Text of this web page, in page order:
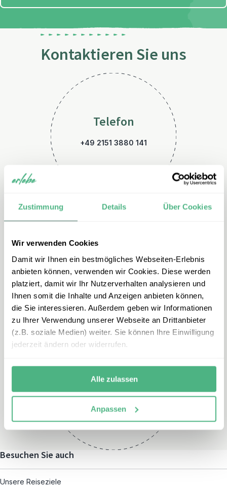
Zustimmung Details Über Cookies
Wir verwenden Cookies
Damit wir Ihnen ein bestmögliches Webseiten-Erlebnis
anbieten können, verwenden wir Cookies. Diese werden
platziert, damit wir Ihr Nutzerverhalten analysieren und
Ihnen somit die Inhalte und Anzeigen anbieten können,
die Sie interessieren. Außerdem geben wir Informationen
zu Ihrer Verwendung unserer Webseite an Drittanbieter
(z.B. soziale Medien) weiter. Sie können Ihre Einwilligung
jederzeit ändern oder widerrufen.
Alle zulassen
Anpassen
Kontaktieren Sie uns
Telefon
+49 2151 3880 141
E-Mail
usa@erlebe.de
Montag – Freitag:
und nach individueller
Terminvereinbarung
Besuchen Sie auch
Unsere Reiseziele